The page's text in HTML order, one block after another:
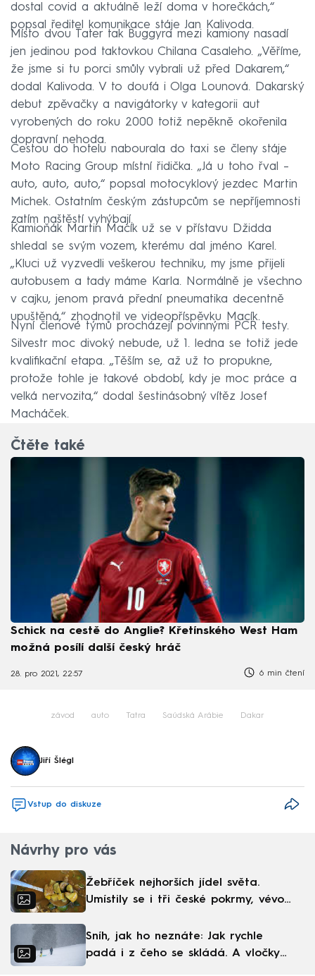
dostal covid a aktuálně leží doma v horečkách,“
popsal ředitel komunikace stáje Jan Kalivoda.
Místo dvou Tater tak Buggyra mezi kamiony nasadí
jen jedinou pod taktovkou Chilana Casaleho. „Věříme,
že jsme si tu porci smůly vybrali už před Dakarem,“
dodal Kalivoda. V to doufá i Olga Lounová. Dakarský
debut zpěvačky a navigátorky v kategorii aut
vyrobených do roku 2000 totiž nepěkně okořenila
dopravní nehoda.
Cestou do hotelu nabourala do taxi se členy stáje
Moto Racing Group místní řidička. „Já u toho řval –
auto, auto, auto,“ popsal motocyklový jezdec Martin
Michek. Ostatním českým zástupcům se nepříjemnosti
zatím naštěstí vyhýbají.
Kamioňák Martin Macík už se v přístavu Džidda
shledal se svým vozem, kterému dal jméno Karel.
„Kluci už vyzvedli veškerou techniku, my jsme přijeli
autobusem a tady máme Karla. Normálně je všechno
v cajku, jenom pravá přední pneumatika decentně
upuštěná,“ zhodnotil ve videopříspěvku Macík.
Nyní členové týmů procházejí povinnými PCR testy.
Silvestr moc divoký nebude, už 1. ledna se totiž jede
kvalifikační etapa. „Těším se, až už to propukne,
protože tohle je takové období, kdy je moc práce a
velká nervozita,“ dodal šestinásobný vítěz Josef
Macháček.
Čtěte také
Schick na cestě do Anglie? Křetínského West Ham
možná posílí další český hráč
28. pro 2021, 22:57 6 min čtení
závod auto Tatra Saúdská Arábie Dakar
Jiří Šlégl
Vstup do diskuze
Návrhy pro vás
Žebříček nejhorších jídel světa.
Umístily se i tři české pokrmy, vévodí
Sníh, jak ho neznáte: Jak rychle
padá i z čeho se skládá. A vločky